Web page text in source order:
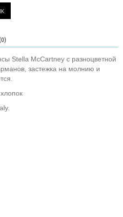
Stella McCartney с разноцветной
застежка на молнию и